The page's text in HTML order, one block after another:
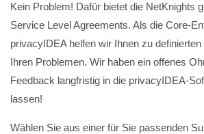
Kein Problem! Dafür bietet die NetKnights
Service Level Agreements. Als die Core-
privacyIDEA helfen wir Ihnen zu
Ihren Problemen. Wir haben ein offenes
Feedback langfristig in die privacyIDEA-
lassen!
Wählen Sie aus einer für Sie passenden